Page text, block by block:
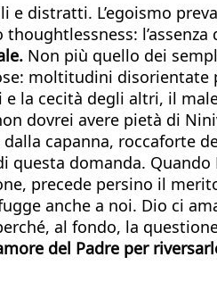
distratti. L’egoismo
l’assenza
Non più quello dei
moltitudini disorientate
la cecità degli altri, il
dovrei avere pietà di
capanna, roccaforte
domanda.
precede persino il
anche a noi. Dio ci
al fondo, la
del Padre per